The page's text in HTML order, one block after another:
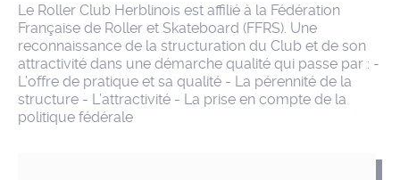
Le Roller Club Herblinois est affilié à la Fédération
Française de Roller et Skateboard (FFRS). Une
reconnaissance de la structuration du Club et de son
attractivité dans une démarche qualité qui passe par : -
L’offre de pratique et sa qualité - La pérennité de la
structure - L’attractivité - La prise en compte de la
politique fédérale